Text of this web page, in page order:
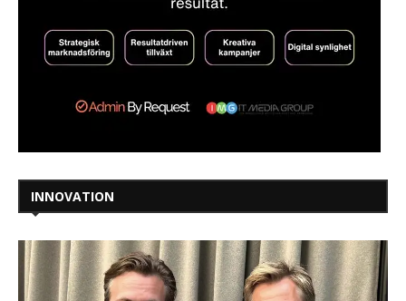
INNOVATION